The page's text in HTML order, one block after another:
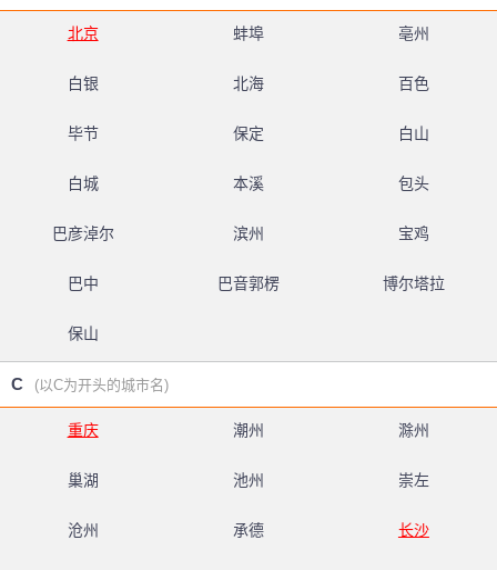
北京 蚌埠 亳州
白银 北海 百色
毕节 保定 白山
白城 本溪 包头
巴彦淖尔 滨州 宝鸡
巴中 巴音郭楞 博尔塔拉
保山
C (以C为开头的城市名)
重庆 潮州 滁州
巢湖 池州 崇左
沧州 承德 长沙